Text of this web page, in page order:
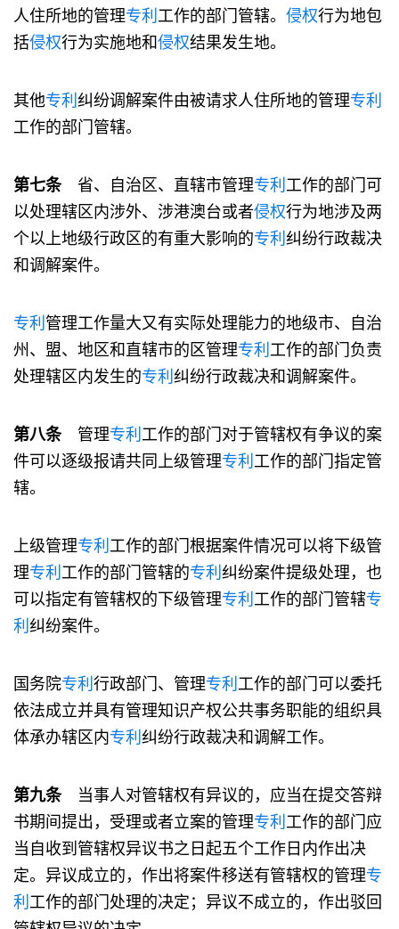
人住所地的管理专利 工作的部门管辖。 侵权行为地包
括侵权行为实施地和侵权结果发生地。
其他专利 纠纷调解案件由被请求人住所地的管理专利
工作的部门管辖。
第七条省、自治区、直辖市管理专利 工作的部门可
以处理辖区内涉外、涉港澳台或者侵权行为地涉及两
个以上地级行政区的有重大影响的专利 纠纷行政裁决
和调解案件。
专利 管理工作量大又有实际处理能力的地级市、自治
州、盟、地区和直辖市的区管理专利 工作的部门负责
处理辖区内发生的专利 纠纷行政裁决和调解案件。
第八条管理专利 工作的部门对于管辖权有争议的案
件可以逐级报请共同上级管理专利 工作的部门指定管
辖。
上级管理专利 工作的部门根据案件情况可以将下级管
理专利 工作的部门管辖的专利 纠纷案件提级处理，也
可以指定有管辖权的下级管理专利 工作的部门管辖专
利 纠纷案件。
国务院专利 行政部门、管理专利 工作的部门可以委托
依法成立并具有管理知识产权公共事务职能的组织具
体承办辖区内专利 纠纷行政裁决和调解工作。
第九条当事人对管辖权有异议的，应当在提交答辩
书期间提出，受理或者立案的管理专利 工作的部门应
当自收到管辖权异议书之日起五个工作日内作出决
定。异议成立的，作出将案件移送有管辖权的管理专
利 工作的部门处理的决定；异议不成立的，作出驳回